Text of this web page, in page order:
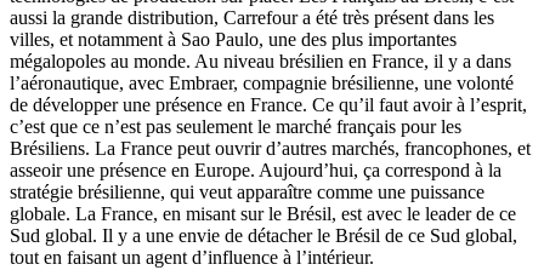
aussi la grande distribution, Carrefour a été très présent dans les
villes, et notamment à Sao Paulo, une des plus importantes
mégalopoles au monde. Au niveau brésilien en France, il y a dans
l’aéronautique, avec Embraer, compagnie brésilienne, une volonté
de développer une présence en France. Ce qu’il faut avoir à l’esprit,
c’est que ce n’est pas seulement le marché français pour les
Brésiliens. La France peut ouvrir d’autres marchés, francophones, et
asseoir une présence en Europe. Aujourd’hui, ça correspond à la
stratégie brésilienne, qui veut apparaître comme une puissance
globale. La France, en misant sur le Brésil, est avec le leader de ce
Sud global. Il y a une envie de détacher le Brésil de ce Sud global,
tout en faisant un agent d’influence à l’intérieur.